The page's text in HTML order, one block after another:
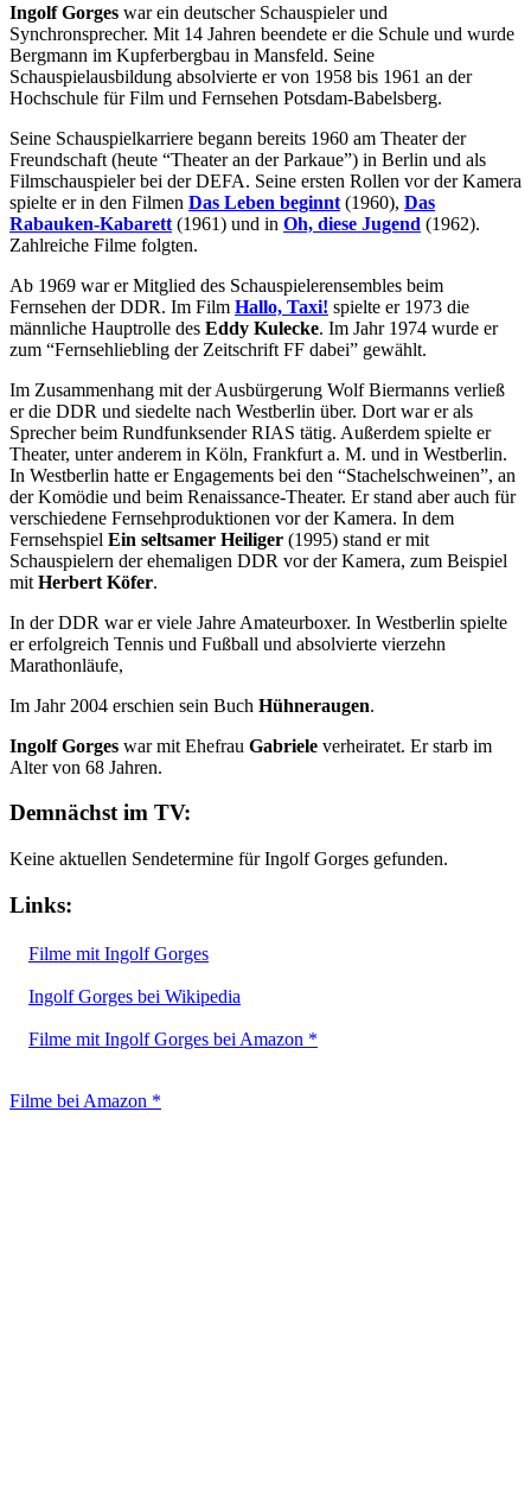
Ingolf Gorges war ein deutscher Schauspieler und
Synchronsprecher. Mit 14 Jahren beendete er die Schule und wurde
Bergmann im Kupferbergbau in Mansfeld. Seine
Schauspielausbildung absolvierte er von 1958 bis 1961 an der
Hochschule für Film und Fernsehen Potsdam-Babelsberg.
Seine Schauspielkarriere begann bereits 1960 am Theater der
Freundschaft (heute “Theater an der Parkaue”) in Berlin und als
Filmschauspieler bei der DEFA. Seine ersten Rollen vor der Kamera
spielte er in den Filmen Das Leben beginnt (1960), Das
Rabauken-Kabarett (1961) und in Oh, diese Jugend (1962).
Zahlreiche Filme folgten.
Ab 1969 war er Mitglied des Schauspielerensembles beim
Fernsehen der DDR. Im Film Hallo, Taxi! spielte er 1973 die
männliche Hauptrolle des Eddy Kulecke. Im Jahr 1974 wurde er
zum “Fernsehliebling der Zeitschrift FF dabei” gewählt.
Im Zusammenhang mit der Ausbürgerung Wolf Biermanns verließ
er die DDR und siedelte nach Westberlin über. Dort war er als
Sprecher beim Rundfunksender RIAS tätig. Außerdem spielte er
Theater, unter anderem in Köln, Frankfurt a. M. und in Westberlin.
In Westberlin hatte er Engagements bei den “Stachelschweinen”, an
der Komödie und beim Renaissance-Theater. Er stand aber auch für
verschiedene Fernsehproduktionen vor der Kamera. In dem
Fernsehspiel Ein seltsamer Heiliger (1995) stand er mit
Schauspielern der ehemaligen DDR vor der Kamera, zum Beispiel
mit Herbert Köfer.
In der DDR war er viele Jahre Amateurboxer. In Westberlin spielte
er erfolgreich Tennis und Fußball und absolvierte vierzehn
Marathonläufe,
Im Jahr 2004 erschien sein Buch Hühneraugen.
Ingolf Gorges war mit Ehefrau Gabriele verheiratet. Er starb im
Alter von 68 Jahren.
Demnächst im TV:
Keine aktuellen Sendetermine für Ingolf Gorges gefunden.
Links:
Filme mit Ingolf Gorges
Ingolf Gorges bei Wikipedia
Filme mit Ingolf Gorges bei Amazon *
Filme bei Amazon *